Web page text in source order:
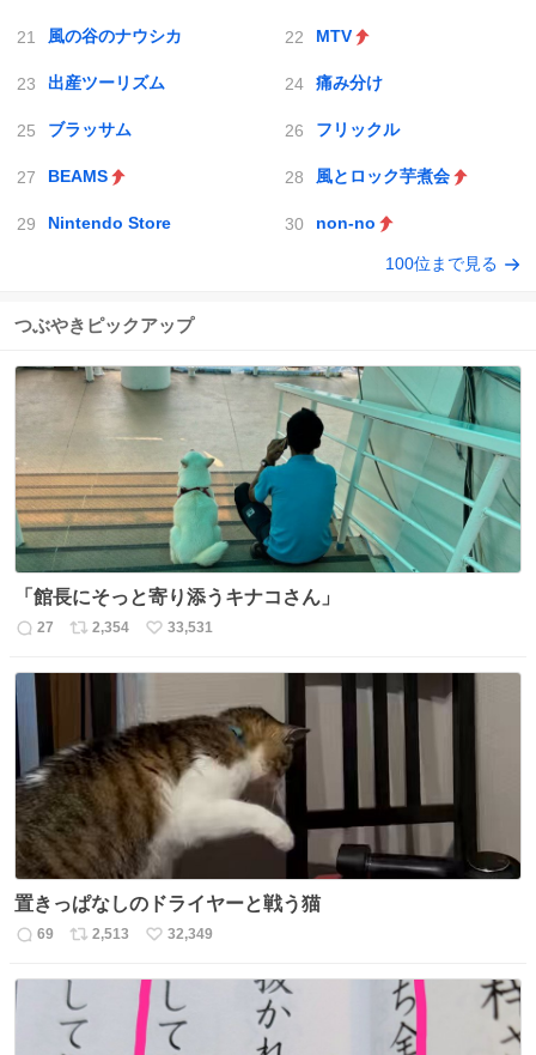
風の谷のナウシカ MTV
出産ツーリズム 痛み分け
ブラッサム フリックル
BEAMS 風とロック芋煮会
Nintendo Store non-no
100位まで見る
つぶやきピックアップ
「館長にそっと寄り添うキナコさん」
返
数
27
リ
数
2,354
い
33,531
置きっぱなしのドライヤーと戦う猫
返
数
69
リ
ス
ト
数
2,513
い
ね
数
32,349